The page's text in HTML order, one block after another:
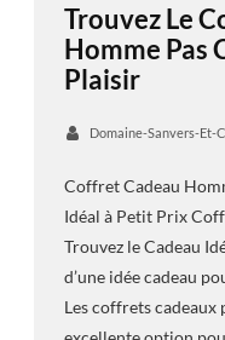
Trouvez Le
Homme Pas
Plaisir
Domaine-Sanvers-Et-
Coffret Cadeau
Idéal à Petit Prix
Trouvez le Cadeau
d’une idée cadeau
Les coffrets cadeaux